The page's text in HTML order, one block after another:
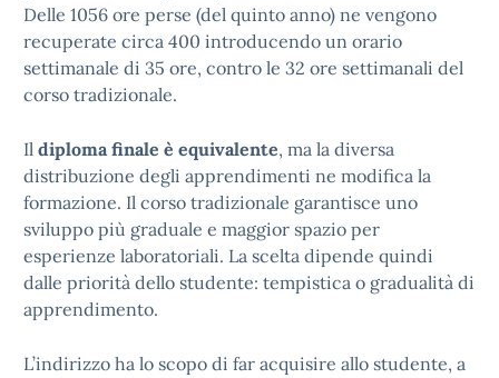
Delle 1056 ore perse (del quinto anno) ne vengono
recuperate circa 400 introducendo un orario
settimanale di 35 ore, contro le 32 ore settimanali del
corso tradizionale.
Il diploma finale è equivalente, ma la diversa
distribuzione degli apprendimenti ne modifica la
formazione. Il corso tradizionale garantisce uno
sviluppo più graduale e maggior spazio per
esperienze laboratoriali. La scelta dipende quindi
dalle priorità dello studente: tempistica o gradualità di
apprendimento.
L’indirizzo ha lo scopo di far acquisire allo studente, a